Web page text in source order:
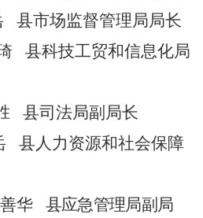
县市场监督管理局局长
县科技工贸和信息化局
县司法局副局长
县人力资源和社会保障
华
县应急管理局副局